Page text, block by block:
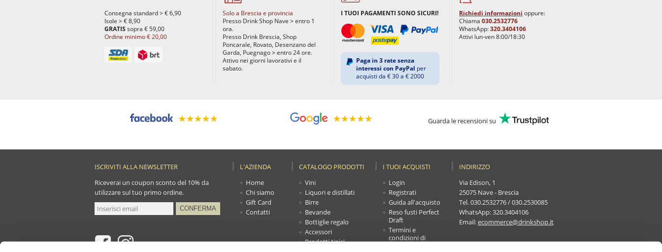
Consegna standard > € 6,90
Isole > € 8,90
GRATIS sopra € 59,00
Ordine minimo € 20,00
Solo a Brescia e provincia
Presso Drink Shop Nave > entro 1
ora.
Presso Drink Brescia, Shop
Poncarale, Rovato, Desenzano del
Garda, Puegnago > entro 24 ore.
Attivo nei giorni lavorativi e il
sabato.
I TUOI PAGAMENTI SONO SICURI!
Paga in 3 rate senza
interessi con PayPal per
acquisti da € 30 a € 2000
Richiedi informazioni oppure:
Chiama 030.2532776
WhatsApp:320.3404106
Attivi lun-ven 8:00/18:30
Guarda le recensioni su
ISCRIVITI ALLA NEWSLETTER
Riceverai un coupon sconto del 10% da
utilizzare sul tuo primo ordine.
L'AZIENDA
Home
Chi siamo
Gift Card
Contatti
CATALOGO PRODOTTI
Vini
Liquori e distillati
Birre
Bevande
Bottiglie regalo
Accessori
Prodotti tipici
I TUOI ACQUISTI
Login
Registrati
Guida all'acquisto
Reso fusti Perfect
Draft
Termini e
condizioni di
INDIRIZZO
Via Edison, 1
25075 Nave - Brescia
Tel.030.2532776/030.2530085
WhatsApp:320.3404106
Email:ecommerce@drinkshop.it